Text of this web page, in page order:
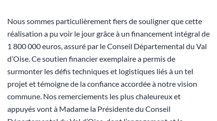
Nous sommes particulièrement fiers de souligner que cette
réalisation a pu voir le jour grâce à un financement intégral de
1 800 000 euros, assuré par le Conseil Départemental du Val
d’Oise. Ce soutien financier exemplaire a permis de
surmonter les défis techniques et logistiques liés à un tel
projet et témoigne de la confiance accordée à notre vision
commune. Nos remerciements les plus chaleureux et
appuyés vont à Madame la Présidente du Conseil